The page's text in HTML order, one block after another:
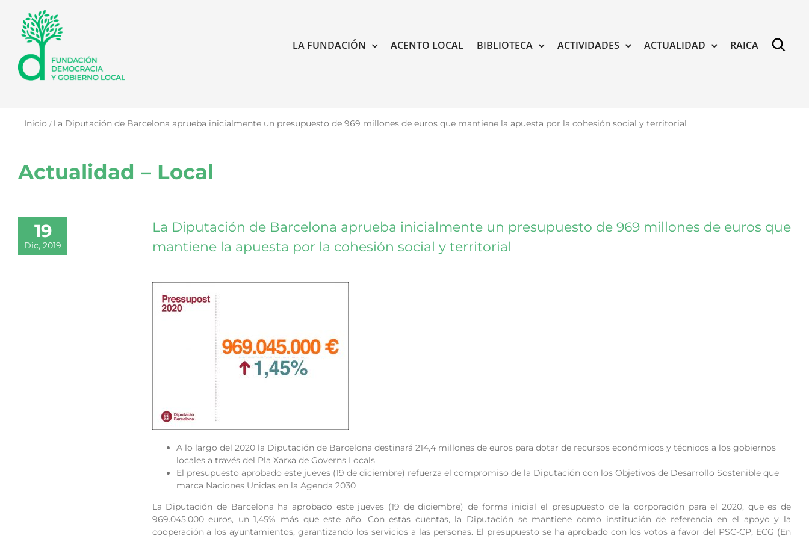
contenido
LA FUNDACIÓN ACENTO LOCAL BIBLIOTECA ACTIVIDADES ACTUALIDAD RAICA
Inicio La Diputación de Barcelona aprueba inicialmente un presupuesto de 969 millones de euros que mantiene la apuesta por la cohesión social y territorial
Actualidad – Local
19
Dic, 2019
La Diputación de Barcelona aprueba inicialmente un presupuesto de 969 millones de euros que
mantiene la apuesta por la cohesión social y territorial
A lo largo del 2020 la Diputación de Barcelona destinará 214,4 millones de euros para dotar de recursos económicos y técnicos a los gobiernos
locales a través del Pla Xarxa de Governs Locals
El presupuesto aprobado este jueves (19 de diciembre) refuerza el compromiso de la Diputación con los Objetivos de Desarrollo Sostenible que
marca Naciones Unidas en la Agenda 2030
La Diputación de Barcelona ha aprobado este jueves (19 de diciembre) de forma inicial el presupuesto de la corporación para el 2020, que es de
969.045.000 euros, un 1,45% más que este año. Con estas cuentas, la Diputación se mantiene como institución de referencia en el apoyo y la
cooperación a los ayuntamientos, garantizando los servicios a las personas. El presupuesto se ha aprobado con los votos a favor del PSC-CP, ECG (En